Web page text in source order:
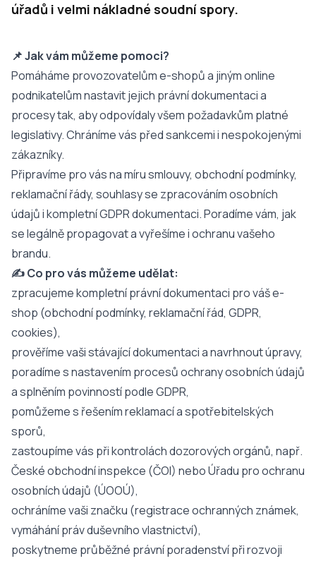
úřadů i velmi nákladné soudní spory.
📌 Jak vám můžeme pomoci?
Pomáháme provozovatelům e-shopů a jiným online
podnikatelům nastavit jejich právní dokumentaci a
procesy tak, aby odpovídaly všem požadavkům platné
legislativy. Chráníme vás před sankcemi i nespokojenými
zákazníky.
Připravíme pro vás na míru smlouvy, obchodní podmínky,
reklamační řády, souhlasy se zpracováním osobních
údajů i kompletní GDPR dokumentaci. Poradíme vám, jak
se legálně propagovat a vyřešíme i ochranu vašeho
brandu.
✍️ Co pro vás můžeme udělat:
zpracujeme kompletní právní dokumentaci pro váš e-
shop (obchodní podmínky, reklamační řád, GDPR,
cookies),
prověříme vaši stávající dokumentaci a navrhnout úpravy,
poradíme s nastavením procesů ochrany osobních údajů
a splněním povinností podle GDPR,
pomůžeme s řešením reklamací a spotřebitelských
sporů,
zastoupíme vás při kontrolách dozorových orgánů, např.
České obchodní inspekce (ČOI) nebo Úřadu pro ochranu
osobních údajů (ÚOOÚ),
ochráníme vaši značku (registrace ochranných známek,
vymáhání práv duševního vlastnictví),
poskytneme průběžné právní poradenství při rozvoji